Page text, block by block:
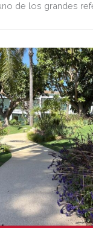
de los grandes
social.